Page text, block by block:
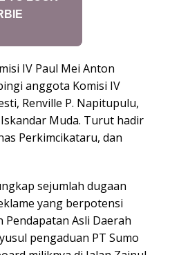
IV Paul Mei Anton
anggota Komisi IV
Renville P. Napitupulu,
Muda. Turut hadir
Perkimcikataru, dan
sejumlah dugaan
yang berpotensi
Asli Daerah
pengaduan PT Sumo